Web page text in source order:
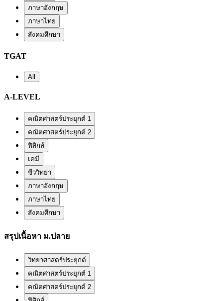
ภาษาอังกฤษ
ภาษาไทย
สังคมศึกษา
TGAT
All
A-LEVEL
คณิตศาสตร์ประยุกต์ 1
คณิตศาสตร์ประยุกต์ 2
ฟิสิกส์
เคมี
ชีววิทยา
ภาษาอังกฤษ
ภาษาไทย
สังคมศึกษา
สรุปเนื้อหา ม.ปลาย
วิทยาศาสตร์ประยุกต์
คณิตศาสตร์ประยุกต์ 1
คณิตศาสตร์ประยุกต์ 2